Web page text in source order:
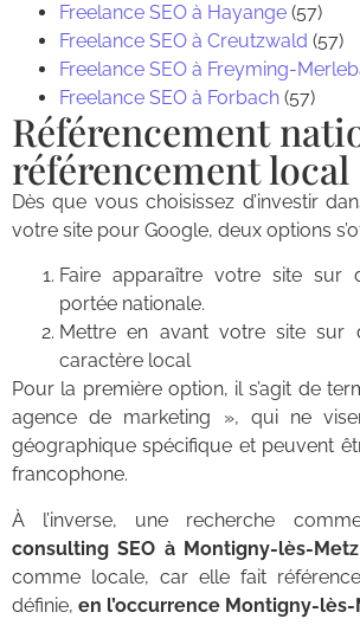
Freelance SEO à Hayange (57)
Freelance SEO à Creutzwald (57)
Freelance SEO à Freyming-
Freelance SEO à Forbach (57)
Référencement
référencement local
Dès que vous choisissez d’investir
votre site pour Google, deux options
Faire apparaître votre site sur
portée nationale.
Mettre en avant votre site sur
caractère local
Pour la première option, il s’agit de
agence de marketing », qui ne
géographique spécifique et peuvent
francophone.
À l’inverse, une recherche
consulting SEO à Montigny-lès-Metz
comme locale, car elle fait
définie, en l’occurrence Montigny-lès-